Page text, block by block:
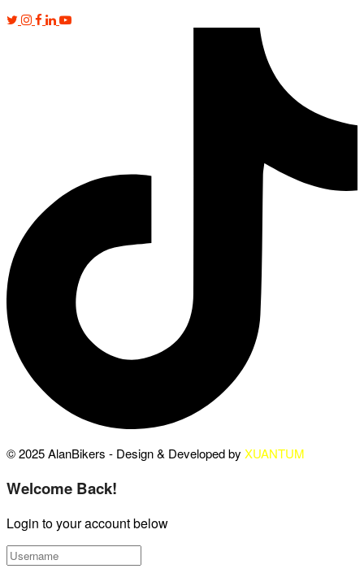
© 2025 AlanBikers - Design & Developed by XUANTUM
Welcome Back!
Login to your account below